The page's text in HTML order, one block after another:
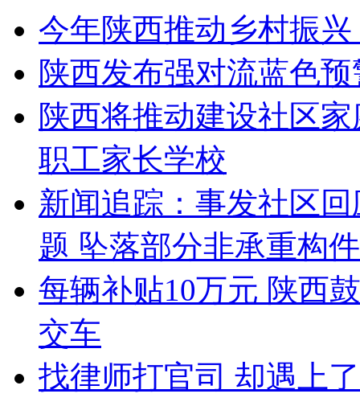
今年陕西推动乡村振
陕西发布强对流蓝色
陕西将推动建设社区
职工家长学校
新闻追踪：事发社区
题 坠落部分非承重构
每辆补贴10万元 陕西
交车
找律师打官司 却遇上